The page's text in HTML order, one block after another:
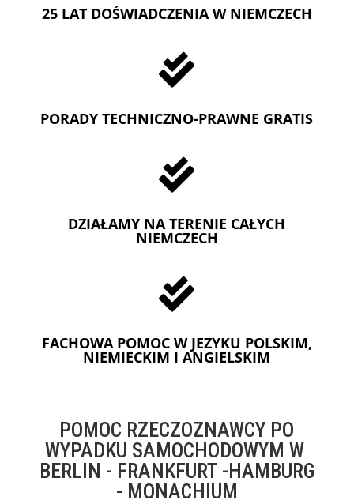
25 LAT DOŚWIADCZENIA W NIEMCZECH

PORADY TECHNICZNO-PRAWNE GRATIS

DZIAŁAMY NA TERENIE CAŁYCH
NIEMCZECH

FACHOWA POMOC W JEZYKU POLSKIM,
NIEMIECKIM I ANGIELSKIM
POMOC RZECZOZNAWCY PO
WYPADKU SAMOCHODOWYM W
BERLIN - FRANKFURT -HAMBURG
- MONACHIUM